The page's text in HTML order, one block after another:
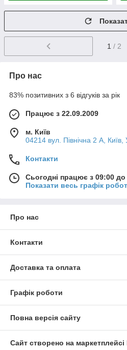
1 / 2
Про нас
83% позитивних з 6 відгуків за рік
Працює з 22.09.2009
м. Київ
04214 вул. Північна 2 А, Київ,
Контакти
Сьогодні працює з 09:00 до
Показати весь графік
Про нас
Контакти
Доставка та оплата
Графік роботи
Повна версія сайту
Сайт створено на маркетплейсі